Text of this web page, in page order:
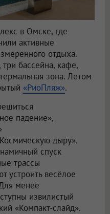
в Омске, где
активные
отдыха.
бассейна, кафе,
зона. Летом
«РиоПляж».
падение»,
дыру».
спуск
трассы
устроить весёлое
менее
извилистый
«Компакт-слайд».